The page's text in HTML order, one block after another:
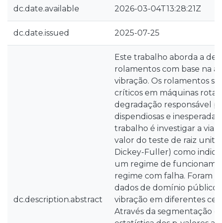
dc.date.available 2026-03-04T13:28:21Z
dc.date.issued 2025-07-25
dc.description.abstract
Este trabalho aborda a
rolamentos com base na
vibração. Os rolamentos
críticos em máquinas
degradação responsável
dispendiosas e
trabalho é investigar a
valor do teste de raiz
Dickey-Fuller) como
um regime de
regime com falha. Foram
dados de domínio público
vibração em diferentes
Através da segmentação